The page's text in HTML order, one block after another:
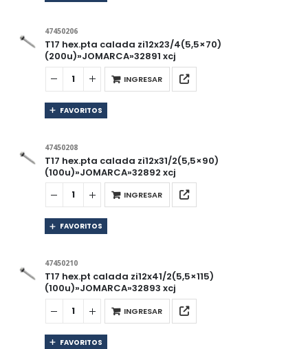
47450206
T17 hex.pta calada zi12x23/4(5,5×70)
(200u)»JOMARCA»32891 xcj
INGRESAR
FAVORITOS
47450208
T17 hex.pta calada zi12x31/2(5,5×90)
(100u)»JOMARCA»32892 xcj
INGRESAR
FAVORITOS
47450210
T17 hex.pt calada zi12x41/2(5,5×115)
(100u)»JOMARCA»32893 xcj
INGRESAR
FAVORITOS